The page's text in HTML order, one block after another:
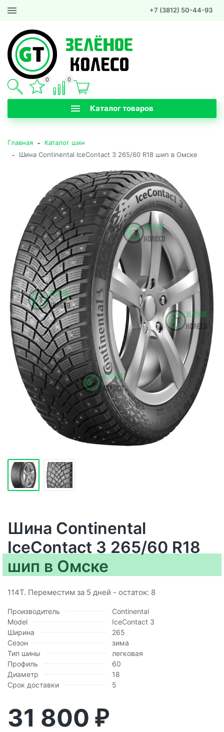
+7 (3812) 50-44-93
Каталог товаров
0 0
Главная - Каталог шин
- Шина Continental IceContact 3 265/60 R18 шип в Омске
Шина Continental
IceContact 3 265/60 R18
шип в Омске
114T. Переместим за 5 дней - остаток: 8
Производитель
Continental
Model
IceContact 3
Ширина
265
Сезон
зима
Тип шины
легковая
Профиль
60
Диаметр
18
Срок доставки
5
31 800 ₽